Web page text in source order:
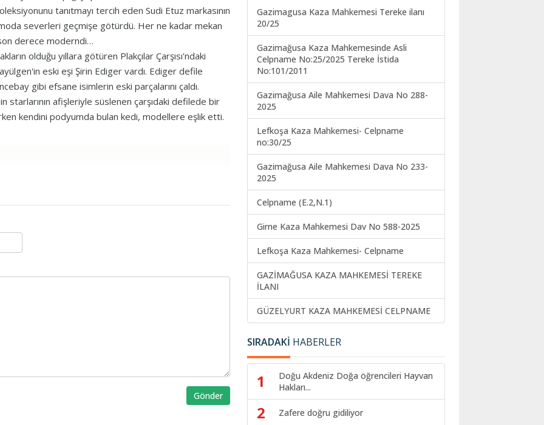
tanıtmayı tercih eden Sudi Etuz markasının
severleri geçmişe götürdü. Her ne kadar mekan
derece moderndi…
olduğu yıllara götüren Plakçılar Çarşısı'ndaki
eski eşi Şirin Ediger vardı. Ediger defile
gibi efsane isimlerin eski parçalarını çaldı.
starlarının afişleriyle süslenen çarşıdaki defilede bir
kendini podyumda bulan kedi, modellere eşlik etti.
Gönder
Gazimagusa Kaza Mahkemesi Tereke ilanı
20/25
Gazimağusa Kaza Mahkemesinde Asli
Celpname No:25/2025 Tereke İstida
No:101/2011
Gazimağusa Aile Mahkemesi Dava No 288-
2025
Lefkoşa Kaza Mahkemesi- Celpname
no:30/25
Gazimağusa Aile Mahkemesi Dava No 233-
2025
Celpname (E.2,N.1)
Girne Kaza Mahkemesi Dav No 588-2025
Lefkoşa Kaza Mahkemesi- Celpname
GAZİMAĞUSA KAZA MAHKEMESİ TEREKE
İLANI
GÜZELYURT KAZA MAHKEMESİ CELPNAME
SIRADAKİ HABERLER
1
Doğu Akdeniz Doğa öğrencileri Hayvan
Hakları...
2 Zafere doğru gidiliyor